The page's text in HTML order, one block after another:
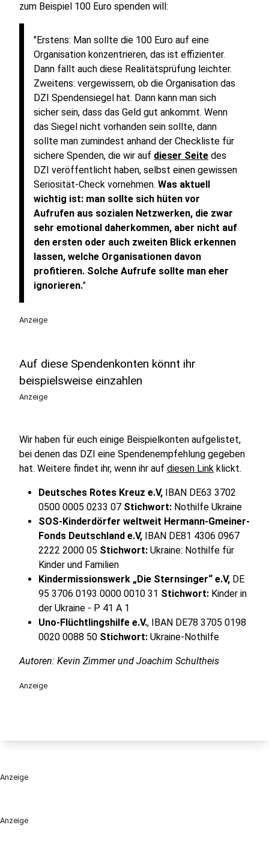
Anzeige
zum Beispiel 100 Euro spenden will:
"Erstens: Man sollte die 100 Euro auf eine
Organisation konzentrieren, das ist effizienter.
Dann fällt auch diese Realitätsprüfung leichter.
Zweitens: vergewissern, ob die Organisation das
DZI Spendensiegel hat. Dann kann man sich
sicher sein, dass das Geld gut ankommt. Wenn
das Siegel nicht vorhanden sein sollte, dann
sollte man zumindest anhand der Checkliste für
sichere Spenden, die wir auf dieser Seite des
DZI veröffentlicht haben, selbst einen gewissen
Seriosität-Check vornehmen. Was aktuell
wichtig ist: man sollte sich hüten vor
Aufrufen aus sozialen Netzwerken, die zwar
sehr emotional daherkommen, aber nicht auf
den ersten oder auch zweiten Blick erkennen
lassen, welche Organisationen davon
profitieren. Solche Aufrufe sollte man eher
ignorieren."
Anzeige
Auf diese Spendenkonten könnt ihr
beispielsweise einzahlen
Anzeige
Wir haben für euch einige Beispielkonten aufgelistet,
bei denen das DZI eine Spendenempfehlung gegeben
hat. Weitere findet ihr, wenn ihr auf diesen Link klickt.
Deutsches Rotes Kreuz e.V, IBAN DE63 3702
0500 0005 0233 07 Stichwort: Nothilfe Ukraine
SOS-Kinderdörfer weltweit Hermann-Gmeiner-
Fonds Deutschland e.V, IBAN DE81 4306 0967
2222 2000 05 Stichwort: Ukraine: Nothilfe für
Kinder und Familien
Kindermissionswerk „Die Sternsinger“ e.V, DE
95 3706 0193 0000 0010 31 Stichwort: Kinder in
der Ukraine - P 41 A 1
Uno-Flüchtlingshilfe e.V., IBAN DE78 3705 0198
0020 0088 50 Stichwort: Ukraine-Nothilfe
Autoren: Kevin Zimmer und Joachim Schultheis
Anzeige
Anzeige